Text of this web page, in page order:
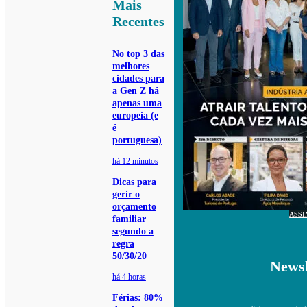
Mais
Recentes
No top 3 das
melhores
cidades para
a Gen Z há
apenas uma
europeia (e
é
portuguesa)
há 12 minutos
Dicas para
gerir o
orçamento
familiar
segundo a
regra
50/30/20
há 4 horas
Férias: 80%